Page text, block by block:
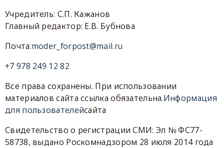
Учредитель: С.П. Кажанов
Главный редактор: Е.В. Бубнова
Почта:moder_forpost@mail.ru
+7 978 249 12 82
Все права сохранены. При использовании
материалов сайта ссылка обязательна.Информация
для пользователейсайта
Свидетельство о регистрации СМИ: Эл № ФС77-
58738, выдано Роскомнадзором 28 июля 2014 года